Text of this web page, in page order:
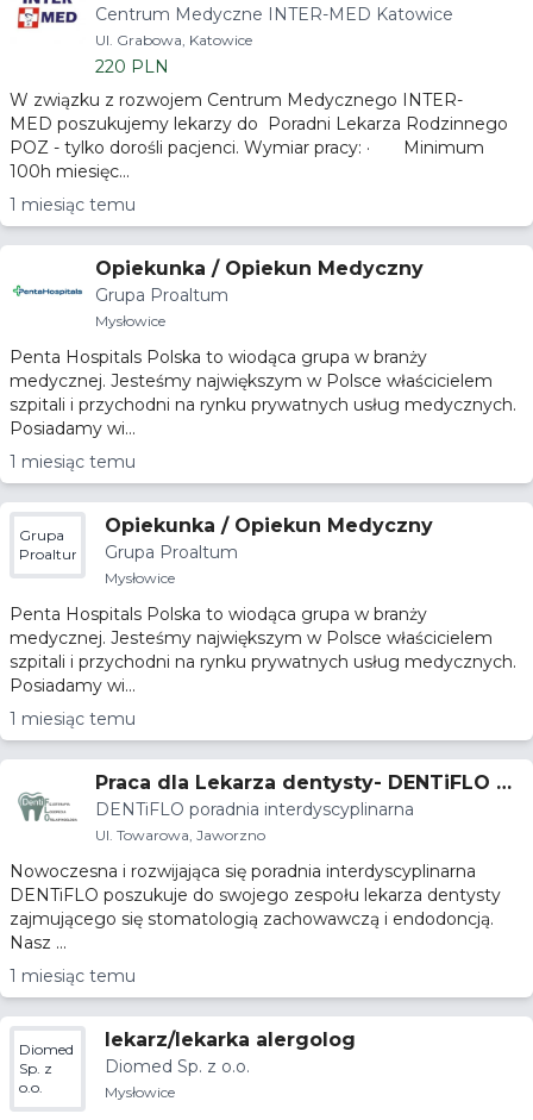
nci)
Centrum Medyczne INTER-MED Katowice
Ul. Grabowa, Katowice
220 PLN
W związku z rozwojem Centrum Medycznego INTER-
MED poszukujemy lekarzy do Poradni Lekarza Rodzinnego
POZ - tylko dorośli pacjenci. Wymiar pracy: · Minimum
100h miesięc...
1 miesiąc temu
Opiekunka / Opiekun Medyczny
Grupa Proaltum
Mysłowice
Penta Hospitals Polska to wiodąca grupa w branży
medycznej. Jesteśmy największym w Polsce właścicielem
szpitali i przychodni na rynku prywatnych usług medycznych.
Posiadamy wi...
1 miesiąc temu
Grupa
Proaltum
Opiekunka / Opiekun Medyczny
Grupa Proaltum
Mysłowice
Penta Hospitals Polska to wiodąca grupa w branży
medycznej. Jesteśmy największym w Polsce właścicielem
szpitali i przychodni na rynku prywatnych usług medycznych.
Posiadamy wi...
1 miesiąc temu
Praca dla Lekarza dentysty- DENTiFLO po
radnia interdyscyplinarna Jaworzno
DENTiFLO poradnia interdyscyplinarna
Ul. Towarowa, Jaworzno
Nowoczesna i rozwijająca się poradnia interdyscyplinarna
DENTiFLO poszukuje do swojego zespołu lekarza dentysty
zajmującego się stomatologią zachowawczą i endodoncją.
Nasz ...
1 miesiąc temu
Diomed
Sp. z
o.o.
lekarz/lekarka alergolog
Diomed Sp. z o.o.
Mysłowice